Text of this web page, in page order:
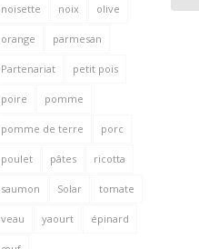
noisette noix olive
orange parmesan
Partenariat petit pois
poire pomme
pomme de terre porc
poulet pâtes ricotta
saumon Solar tomate
veau yaourt épinard